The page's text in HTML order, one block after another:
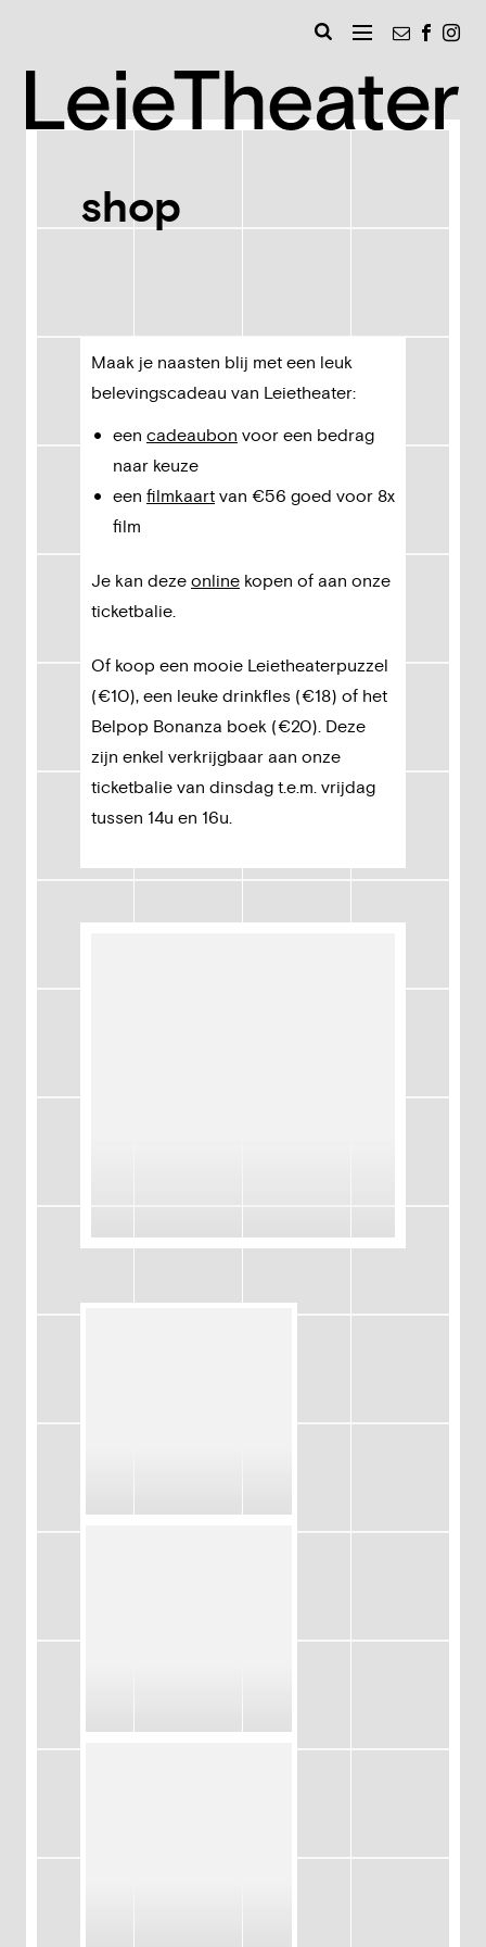
MENU
shop
Maak je naasten blij met een leuk
belevingscadeau van Leietheater:
een cadeaubon voor een bedrag
naar keuze
een filmkaart van €56 goed voor 8x
film
Je kan deze online kopen of aan onze
ticketbalie.
Of koop een mooie Leietheaterpuzzel
(€10), een leuke drinkfles (€18) of het
Belpop Bonanza boek (€20). Deze
zijn enkel verkrijgbaar aan onze
ticketbalie van dinsdag t.e.m. vrijdag
tussen 14u en 16u.